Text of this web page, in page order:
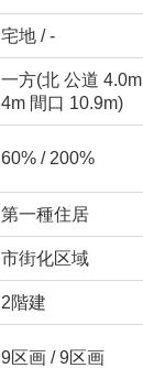
宅地 / -
一方(北 公道
4m 間口 10.9m)
60% / 200%
第一種住居
市街化区域
2階建
9区画 / 9区画